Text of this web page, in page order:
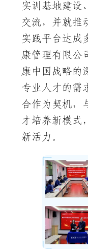
实训基地建设
交流，并就推
实践平台达成
康管理有限公
康中国战略的
专业人才的需
合作为契机，
才培养新模式
新活力。